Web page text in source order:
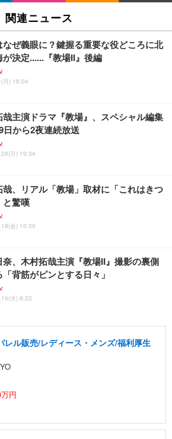
関連ニュース
なぜ義眼に？鍵握る重要な役どころに北
が決定......『教場II』後編
月) 16:04
哉主演ドラマ『教場』、スペシャル編集
日から2夜連続放送
月) 19:34
哉、リアル「教場」取材に「これはきつ
と驚嘆
金) 10:30
奈、木村拓哉主演『教場II』撮影の裏側
背筋がピンとする日々」
水) 8:22
レル販売/レディース・メンズ/福利厚生
円